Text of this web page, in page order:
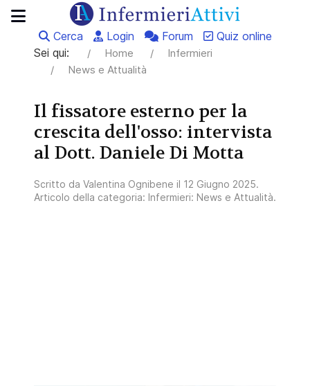
Cerca Login Forum
Quiz online
Sei qui:
Home
Infermieri
News e Attualità
Il fissatore esterno per la
crescita dell'osso: intervista
al Dott. Daniele Di Motta
Scritto da Valentina Ognibene il 12 Giugno 2025.
Articolo della categoria: Infermieri: News e Attualità.